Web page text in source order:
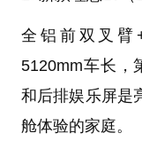
全铝前双叉臂
5120mm车长，
和后排娱乐屏是
舱体验的家庭。